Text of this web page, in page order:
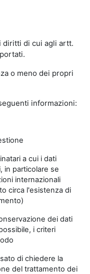
diritti di cui agli artt.
o meno dei propri
informazioni:
a cui i dati
in particolare se
internazionali
circa l'esistenza di
dei dati
i criteri
di chiedere la
del trattamento dei